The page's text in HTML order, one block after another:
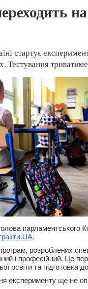
стартує
Тестування
парламентського
.
розроблених
і професійний. Це
освіти та підготовка
експерименту ще не